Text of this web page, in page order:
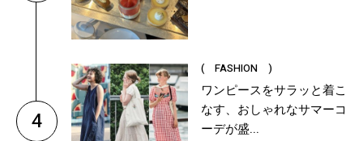
4
( FASHION )
ワンピースをサラッと着こ
なす、おしゃれなサマーコ
ーデが盛...